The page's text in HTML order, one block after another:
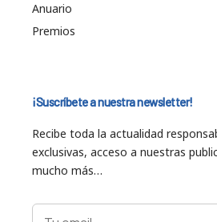
Anuario
Premios
¡Suscríbete a nuestra newsletter!
Recibe toda la actualidad
exclusivas, acceso a nuestras
mucho más…